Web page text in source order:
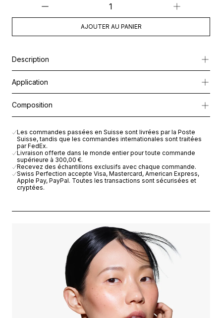
AJOUTER AU PANIER
Description
Sa texture ultra-légère offre des résultats à la fois immédiats
Application
doigts sur la zone du contour de l’œil.
Composition
CAPRYLIC/CAPRIC TRIGLYCERIDE, DIMETHICONE, PEG-8,
POLYACRYLATE, HYDROGENATED POLYDECENE,
TRIDECETH-6, HYDROLYZED SOY FLOUR, IRIS GERMANICA
ISOPARAFFIN, SODIUM HYDROXIDE, SALICORNIA HERBACEA
FLOWER EXTRACT, TOCOPHEROL, ASCORBYL PALMITATE,
ASCORBIC ACID, POTASSIUM SORBATE. IL5607V00
Les commandes passées en Suisse sont livrées par la Poste
Suisse, tandis que les commandes internationales sont traitées
par FedEx.
Livraison offerte dans le monde entier pour toute commande
supérieure à 300,00 €.
Recevez des échantillons exclusifs avec chaque commande.
Swiss Perfection accepte Visa, Mastercard, American Express,
Apple Pay, PayPal. Toutes les transactions sont sécurisées et
cryptées.